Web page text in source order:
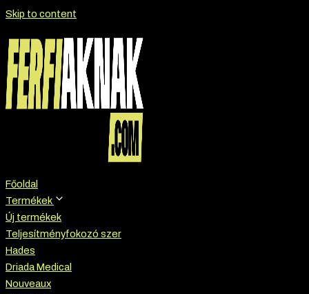
Skip to content
Főoldal
Termékek
Új termékek
Teljesítményfokozó szer
Hades
Driada Medical
Nouveaux